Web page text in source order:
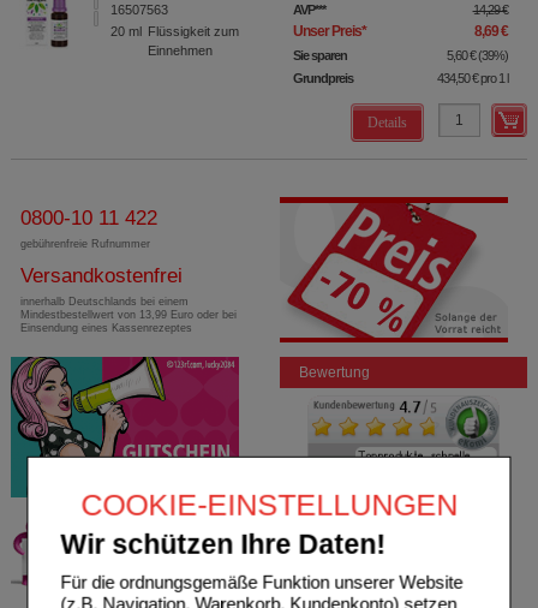
COOKIE-EINSTELLUNGEN
Wir schützen Ihre Daten!
Für die ordnungsgemäße Funktion unserer Website
(z.B. Navigation, Warenkorb, Kundenkonto) setzen
16507563
20 ml
Flüssigkeit zum
Einnehmen
AVP*** 14,29 €
Unser Preis* 8,69 €
Sie sparen 5,60 € (39%)
Grundpreis
434,50 €pro 1 l
Details
0800-10 11 422
gebührenfreie Rufnummer
Versandkostenfrei
innerhalb Deutschlands bei einem
Mindestbestellwert von 13,99 Euro oder bei
Einsendung eines Kassenrezeptes
Bewertung